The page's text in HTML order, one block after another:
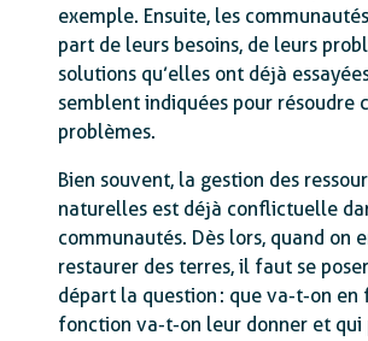
exemple. Ensuite, les
part de leurs besoins, de leurs
solutions qu’elles ont déjà
semblent indiquées pour résoudre
problèmes.
Bien souvent, la gestion des
naturelles est déjà conflictuelle
communautés. Dès lors, quand on
restaurer des terres, il faut se
départ la question : que va-t-on en
fonction va-t-on leur donner et qui